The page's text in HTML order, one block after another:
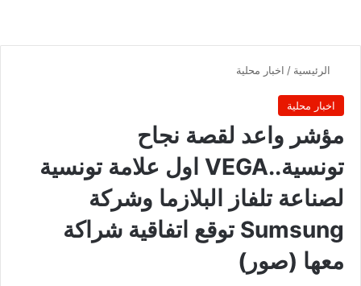
الرئيسية / اخبار محلية
اخبار محلية
مؤشر واعد لقصة نجاح
تونسية..VEGA اول علامة تونسية
لصناعة تلفاز البلازما وشركة
Sumsung توقع اتفاقية شراكة
معها (صور)